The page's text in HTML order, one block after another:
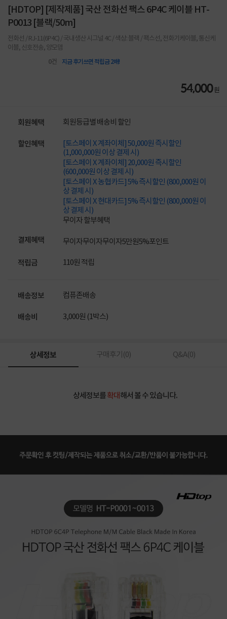
[HDTOP] [제작제품] 국산 전화선 팩스 6P4C 케이블 HT-
P0013 [블랙/50m]
전화선 / RJ-11(6P4C) / 국내생산 시그널 4C / 색상: 블랙 / 팩스선, 전화기케이블, 통신케
이블, 신호전송, 양모뎀
0건 지금 후기쓰면 적립금 2배!
54,000원
회원혜택 회원등급별 배송비 할인
할인혜택
[토스페이 X 계좌이체] 50,000원 즉시할인
(1,000,000원 이상 결제 시)
[토스페이 X 계좌이체] 20,000원 즉시할인
(600,000원 이상 결제 시)
[토스페이 X 농협카드] 5% 즉시할인 (800,000원 이
상 결제 시)
[토스페이 X 현대카드] 5% 즉시할인 (800,000원 이
상 결제 시)
무이자 할부혜택
결제혜택 무이자무이자무이자5만원5%포인트
적립금 110원 적립
배송정보 컴퓨존배송
배송비 3,000원 (1박스)
상세정보 구매후기(0) Q&A(0)
상세정보를확대해서 볼 수 있습니다.